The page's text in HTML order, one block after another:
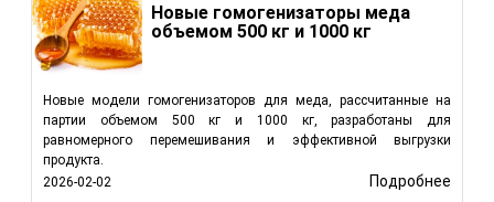
Новые гомогенизаторы меда
объемом 500 кг и 1000 кг
Новые модели гомогенизаторов для меда, рассчитанные на
партии объемом 500 кг и 1000 кг, разработаны для
равномерного перемешивания и эффективной выгрузки
продукта.
2026-02-02
Подробнее